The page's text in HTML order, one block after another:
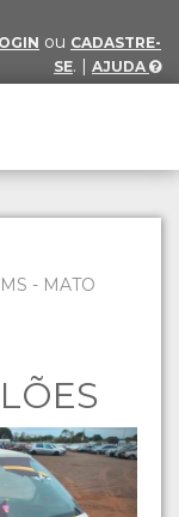
ou CADASTRE-
SE. | AJUDA
- MATO
Next